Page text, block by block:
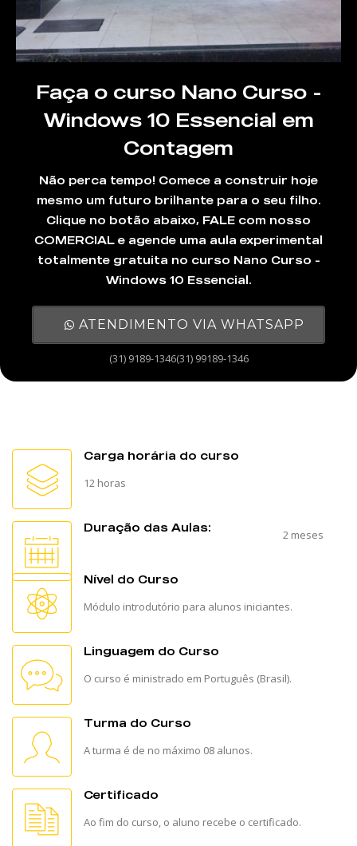
Faça o curso Nano Curso -
Windows 10 Essencial em
Contagem
Não perca tempo! Comece a construir hoje
mesmo um futuro brilhante para o seu filho.
Clique no botão abaixo, FALE com nosso
COMERCIAL e agende uma aula experimental
totalmente gratuita no curso Nano Curso -
Windows 10 Essencial.
ATENDIMENTO VIA WHATSAPP
(31) 9189-1346(31) 99189-1346
Carga horária do curso
12 horas
Duração das Aulas:
2 meses
Nível do Curso
Módulo introdutório para alunos iniciantes.
Linguagem do Curso
O curso é ministrado em Português (Brasil).
Turma do Curso
A turma é de no máximo 08 alunos.
Certificado
Ao fim do curso, o aluno recebe o certificado.